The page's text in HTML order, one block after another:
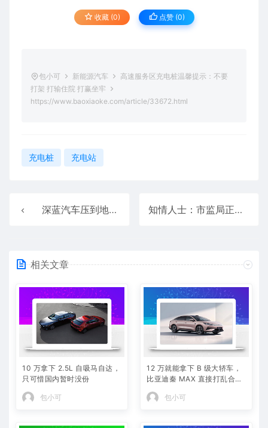
收藏 (0) 点赞 (0)
包小可 新能源汽车
高速服务区充电桩温馨提示：不要
打架 打输住院 打赢坐牢
https://www.baoxiaoke.com/article/33672.html
充电桩 充电站
深蓝汽车压到地砖 连人带车被弹飞！网友：电池烂了都没起火 知情人士：市监局正讨论虚假营销认定方法 后续对汽车行业进行治理
相关文章
10 万拿下 2.5L 自吸马自达，
只可惜国内暂时没份
包小可
12 万就能拿下 B 级大轿车，
比亚迪秦 MAX 直接打乱合资
定价逻辑
包小可